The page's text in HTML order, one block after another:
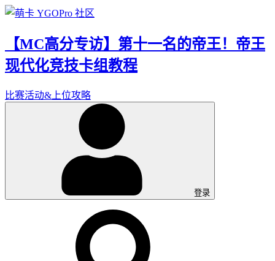
【MC高分专访】第十一名的帝王！帝王
现代化竞技卡组教程
比赛活动&上位攻略
登录